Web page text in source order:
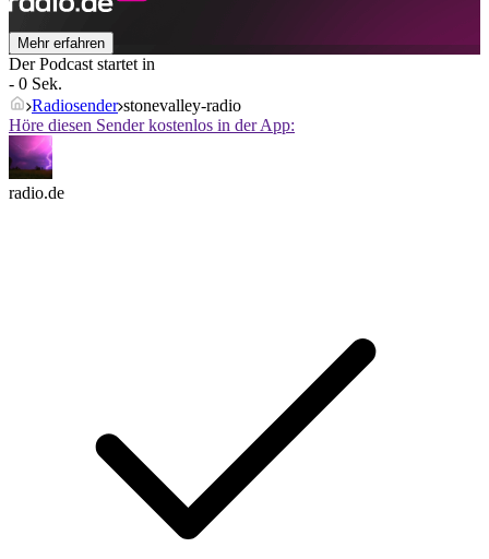
Mehr erfahren
Der Podcast startet in
- 0 Sek.
Radiosender stonevalley-radio
Höre diesen Sender kostenlos in der App:
radio.de